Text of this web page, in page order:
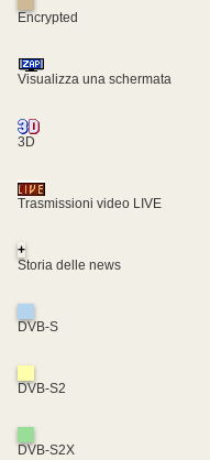
Encrypted
Visualizza una schermata
3D
Trasmissioni video LIVE
+
Storia delle news
DVB-S
DVB-S2
DVB-S2X